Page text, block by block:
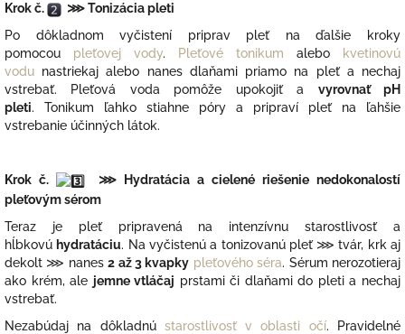
Krok č.
⋙ Tonizácia pleti
Po dôkladnom vyčistení priprav pleť na ďalšie kroky
pomocou pleťovej vody. Pleťové tonikum alebo
kvetinovú
vodu nastriekaj alebo nanes dlaňami priamo na pleť a nechaj
vstrebať. Pleťová voda pomôže upokojiť a
vyrovnať pH
pleti. Tonikum ľahko stiahne póry a pripraví pleť na ľahšie
vstrebanie účinných látok.
Krok č.
⋙ Hydratácia a cielené riešenie nedokonalostí
pleťovým sérom
Teraz je pleť pripravená na intenzívnu starostlivosť a
hĺbkovú hydratáciu. Na vyčistenú a tonizovanú pleť ⋙ tvár, krk aj
dekolt ⋙ nanes 2 až 3 kvapky pleťového séra. Sérum nerozotieraj
ako krém, ale jemne vtláčaj prstami či dlaňami do pleti a nechaj
vstrebať.
Nezabúdaj na dôkladnú starostlivosť v oblasti očí. Pravidelné